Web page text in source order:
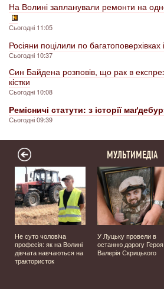
На Волині запланували ремонти на
Сьогодні 11:05
Росіяни поцілили по багатоповерхівках
Сьогодні 10:37
Син Байдена розповів, що рак в
кістки
Сьогодні 10:08
Ремісничі статути: з історії
Сьогодні 09:39
МУЛЬТИМЕДІА
Не суто чоловіча
професія: як на Волині
дівчата навчаються на
трактористок
У Луцьку провели в
останню дорогу Героя
Валерія Скрицького